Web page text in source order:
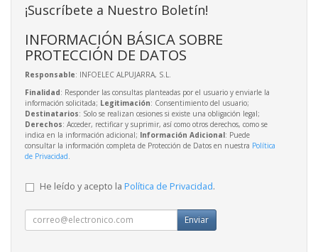
¡Suscríbete a Nuestro Boletín!
INFORMACIÓN BÁSICA SOBRE
PROTECCIÓN DE DATOS
Responsable: INFOELEC ALPUJARRA, S.L.
Finalidad: Responder las consultas planteadas por el usuario y enviarle la
información solicitada; Legitimación: Consentimiento del usuario;
Destinatarios: Solo se realizan cesiones si existe una obligación legal;
Derechos: Acceder, rectificar y suprimir, así como otros derechos, como se
indica en la información adicional; Información Adicional: Puede
consultar la información completa de Protección de Datos en nuestra Política
de Privacidad
He leído y acepto la Política de Privacidad.
Enviar